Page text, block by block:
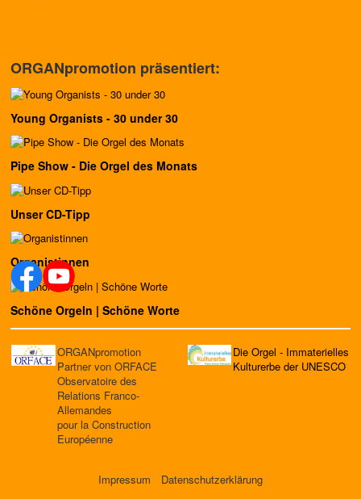
ORGANpromotion präsentiert:
Young Organists - 30 under 30
Pipe Show - Die Orgel des Monats
Unser CD-Tipp
Organistinnen
Schöne Orgeln | Schöne Worte
ORGANpromotion
Partner von ORFACE
Observatoire des
Relations Franco-
Allemandes
pour la Construction
Européenne
Die Orgel - Immaterielles
Kulturerbe der UNESCO
Impressum
Datenschutzerklärung